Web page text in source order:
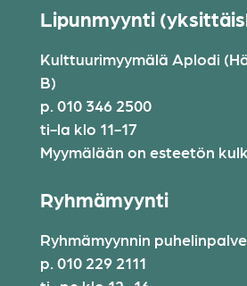
Lipunmyynti
Kulttuurimyymälä Aplodi
B)
p. 010 346 2500
ti-la klo 11-17
Myymälään on esteetön
Ryhmämyynti
Ryhmämyynnin
p. 010 229 2111